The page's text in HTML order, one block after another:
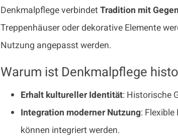
Denkmalpflege verbindetTradition mit
Treppenhäuser oder dekorative Elemente
Nutzung angepasst werden.
Warum ist Denkmalpflege
Erhalt kultureller Identität: Historische
Integration moderner Nutzung:
können integriert werden.